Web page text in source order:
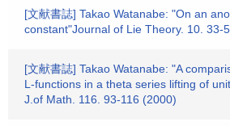
[文献書誌] Takao Watanabe: "On an
constant"Journal of Lie Theory. 10. 33-
[文献書誌] Takao Watanabe: "A
L-functions in a theta series lifting of
J.of Math. 116. 93-116 (2000)